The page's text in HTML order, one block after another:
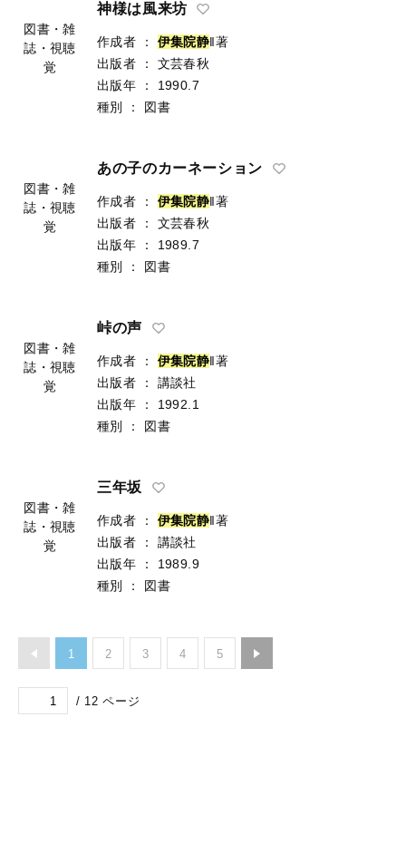
図書・雑
誌・視聴
覚
神様は風来坊
作成者 ： 伊集院静‖著
出版者
：
文芸春秋
出版年
：
1990.7
種別
： 図書
図書・雑
誌・視聴
覚
あの子のカーネーション
作成者 ： 伊集院静‖著
出版者
：
文芸春秋
出版年
：
1989.7
種別
： 図書
図書・雑
誌・視聴
覚
峠の声
作成者 ： 伊集院静‖著
出版者
：
講談社
出版年
：
1992.1
種別
： 図書
図書・雑
誌・視聴
覚
三年坂
作成者 ： 伊集院静‖著
出版者
：
講談社
出版年
：
1989.9
種別
： 図書
1 2 3 4 5
/ 12 ページ